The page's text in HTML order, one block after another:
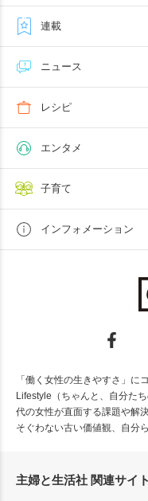
連載
ニュース
レシピ
エンタメ
子育て
インフォメーション
「働く女性の生きやすさ」
Lifestyle（ちゃんと、自分た
代の女性が直面する課題や解
そぐわない古い価値観、自分
主婦と生活社 関連サイト